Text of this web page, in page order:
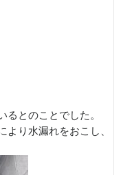
るとのことでした。
より水漏れをおこし、